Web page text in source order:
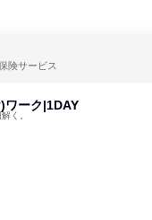
険サービス
ワーク|1DAY
く。